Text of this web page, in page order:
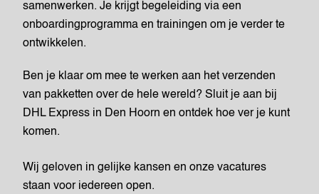
samenwerken. Je krijgt begeleiding via een
onboardingprogramma en trainingen om je verder te
ontwikkelen.
Ben je klaar om mee te werken aan het verzenden
van pakketten over de hele wereld? Sluit je aan bij
DHL Express in Den Hoorn en ontdek hoe ver je kunt
komen.
Wij geloven in gelijke kansen en onze vacatures
staan voor iedereen open.